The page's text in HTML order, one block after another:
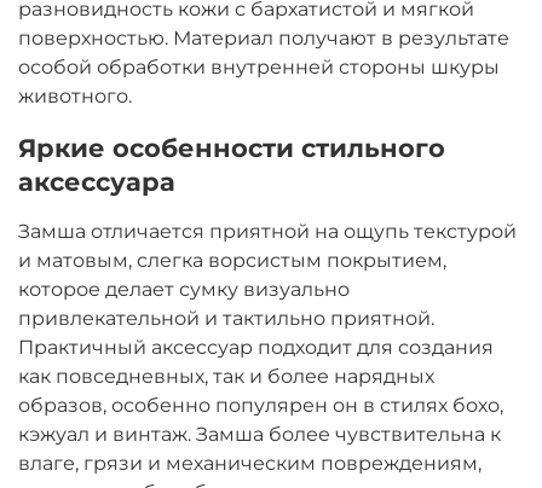
разновидность кожи с бархатистой и мягкой
поверхностью. Материал получают в результате
особой обработки внутренней стороны шкуры
животного.
Яркие особенности стильного
аксессуара
Замша отличается приятной на ощупь текстурой
и матовым, слегка ворсистым покрытием,
которое делает сумку визуально
привлекательной и тактильно приятной.
Практичный аксессуар подходит для создания
как повседневных, так и более нарядных
образов, особенно популярен он в стилях бохо,
кэжуал и винтаж. Замша более чувствительна к
влаге, грязи и механическим повреждениям,